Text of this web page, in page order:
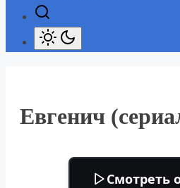
Евгенич
Смотреть